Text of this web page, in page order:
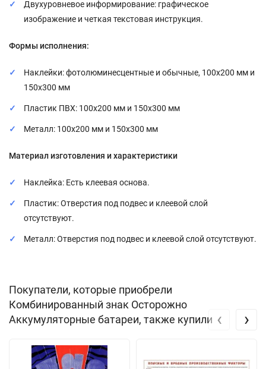
Двухуровневое информирование: графическое
изображение и четкая текстовая инструкция.
Формы исполнения:
Наклейки: фотолюминесцентные и обычные, 100x200 мм и
150x300 мм
Пластик ПВХ: 100x200 мм и 150x300 мм
Металл: 100x200 мм и 150x300 мм
Материал изготовления и характеристики
Наклейка: Есть клеевая основа.
Пластик: Отверстия под подвес и клеевой слой
отсутствуют.
Металл: Отверстия под подвес и клеевой слой отсутствуют.
Покупатели, которые приобрели
Комбинированный знак Осторожно
Аккумуляторные батареи, также купили ‹ ›